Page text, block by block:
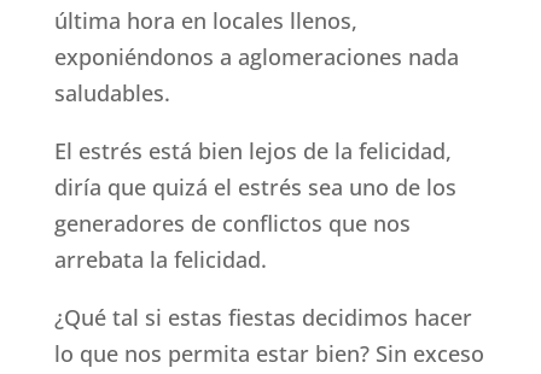
última hora en locales llenos,
exponiéndonos a aglomeraciones nada
saludables.
El estrés está bien lejos de la felicidad,
diría que quizá el estrés sea uno de los
generadores de conflictos que nos
arrebata la felicidad.
¿Qué tal si estas fiestas decidimos hacer
lo que nos permita estar bien? Sin exceso